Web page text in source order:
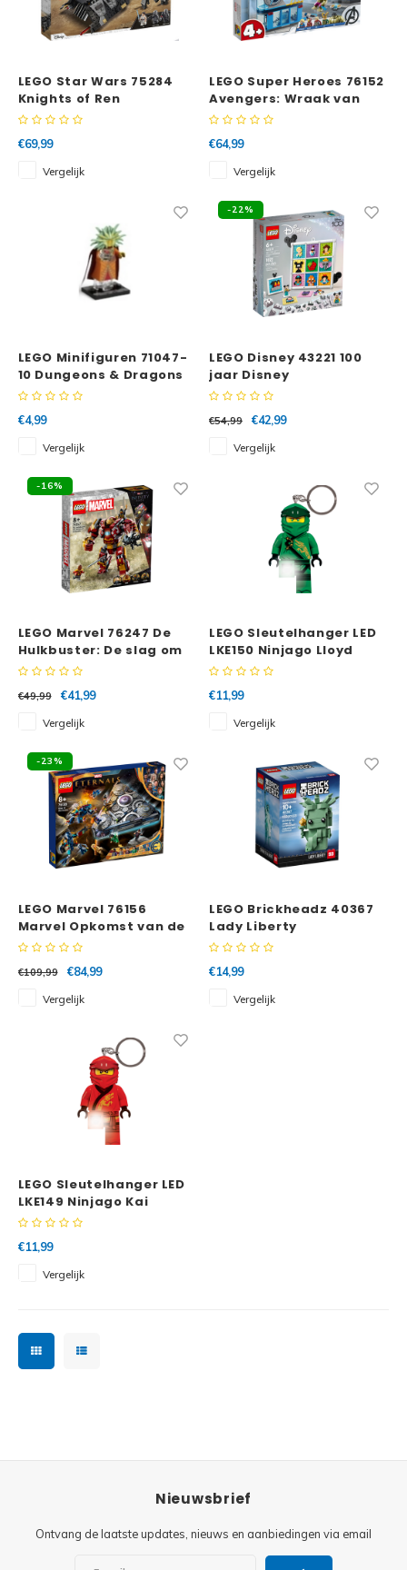
LEGO Star Wars 75284
Knights of Ren
Transportschip
€69,99
Vergelijk
LEGO Super Heroes 76152
Avengers: Wraak van
Loki
€64,99
Vergelijk
LEGO Minifiguren 71047-
10 Dungeons & Dragons
The Lady of Pain
€4,99
Vergelijk
-22%
LEGO Disney 43221 100
jaar Disney
animatiefiguren
€54,99
€42,99
Vergelijk
-16%
LEGO Marvel 76247 De
Hulkbuster: De slag om
Wakanda
€49,99
€41,99
Vergelijk
LEGO Sleutelhanger LED
LKE150 Ninjago Lloyd
€11,99
Vergelijk
-23%
LEGO Marvel 76156
Marvel Opkomst van de
Domo
€109,99
€84,99
Vergelijk
LEGO Brickheadz 40367
Lady Liberty
€14,99
Vergelijk
LEGO Sleutelhanger LED
LKE149 Ninjago Kai
€11,99
Vergelijk
Nieuwsbrief
Ontvang de laatste updates, nieuws en aanbiedingen via email